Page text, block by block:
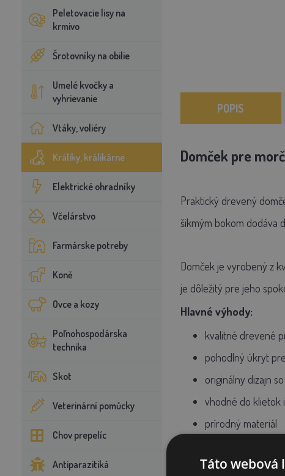
Peletovacie lisy na
krmivo
Šrotovníky na obilie
Umelé kvočky a
vyhrievanie
Vtáky, voliéry
Králiky, králikárne
Elektrické ohradníky
Včelárstvo
Farmárske potreby
Koně
Ovce a kozy
Poľnohospodárska
technika
Skot
Veterinární pomůcky
Chov prepelíc
Antiparazitiká
POPIS
Domčekpre
Praktický drevený
šikmým bokom dodáva
Domček je vyrobený z
je dôležitý pre jeho
Hlavné výhody:
kvalitné drevené
pohodlný úkryt
originálny dizajn
vhodné do klietok
prírodný materiál
Táto webová